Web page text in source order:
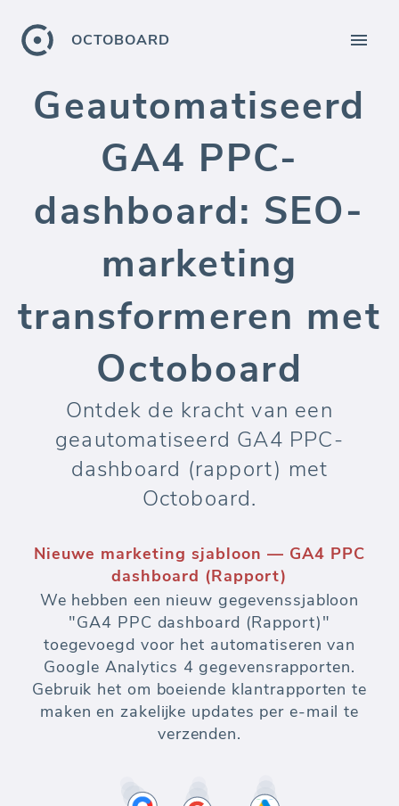
OCTOBOARD
Geautomatiseerd
GA4 PPC-
dashboard: SEO-
marketing
transformeren met
Octoboard
Ontdek de kracht van een
geautomatiseerd GA4 PPC-
dashboard (rapport) met
Octoboard.
Nieuwe marketing sjabloon — GA4 PPC
dashboard (Rapport)
We hebben een nieuw gegevenssjabloon
"GA4 PPC dashboard (Rapport)"
toegevoegd voor het automatiseren van
Google Analytics 4 gegevensrapporten.
Gebruik het om boeiende klantrapporten te
maken en zakelijke updates per e-mail te
verzenden.